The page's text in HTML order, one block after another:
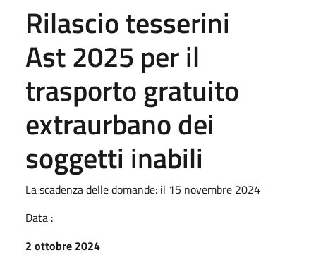
Rilascio tesserini
Ast 2025 per il
trasporto gratuito
extraurbano dei
soggetti inabili
La scadenza delle domande: il 15 novembre 2024
Data :
2 ottobre 2024